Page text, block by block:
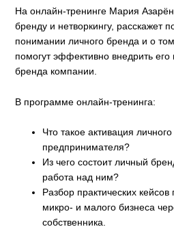
На онлайн-тренинге Мария
бренду и нетворкингу, расскажет
понимании личного бренда и о
помогут эффективно внедрить
бренда компании.
В программе онлайн-тренинга:
Что такое активация
предпринимателя?
Из чего состоит личный
работа над ним?
Разбор практических
микро- и малого бизнеса
собственника.